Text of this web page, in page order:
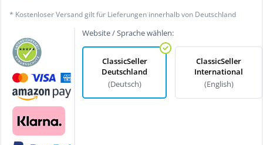
* Kostenloser Versand gilt für Lieferungen innerhalb von Deutschland
Website / Sprache wählen:
ClassicSeller
Deutschland
(Deutsch)
ClassicSeller
International
(English)